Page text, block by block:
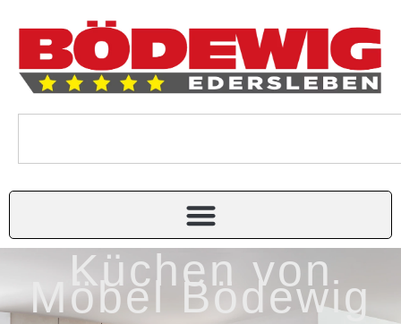
Küchen von
Möbel Bödewig